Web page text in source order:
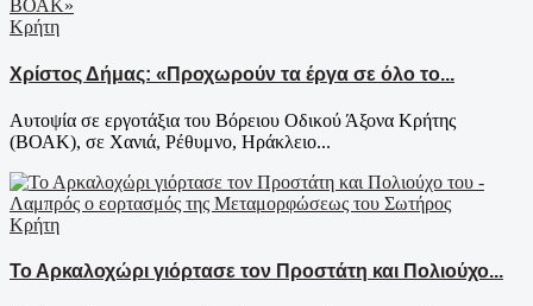
Κρήτη
Χρίστος Δήμας: «Προχωρούν τα έργα σε όλο το...
Αυτοψία σε εργοτάξια του Βόρειου Οδικού Άξονα Κρήτης
(ΒΟΑΚ), σε Χανιά, Ρέθυμνο, Ηράκλειο...
Κρήτη
Το Αρκαλοχώρι γιόρτασε τον Προστάτη και Πολιούχο...